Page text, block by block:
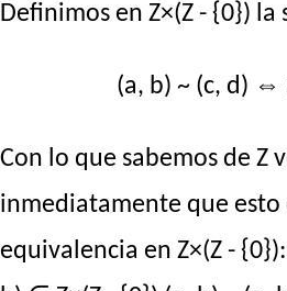
Definimos en Z×(Z - {0})
(a, b) ~ (c, d) ⇔
Con lo que sabemos de Z
inmediatamente que esto
equivalencia en Z×(Z -